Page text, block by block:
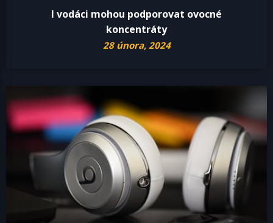
I vodáci mohou podporovat ovocné
koncentráty
28 února, 2024